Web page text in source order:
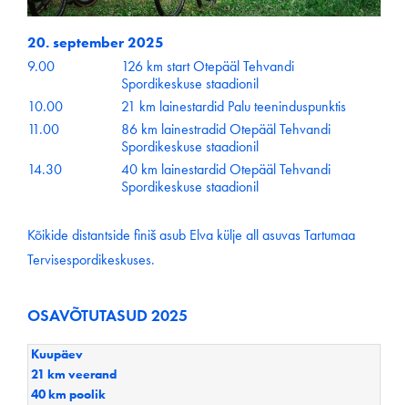
20. september 2025
9.00
126 km start Otepääl Tehvandi
Spordikeskuse staadionil
10.00
21 km lainestardid Palu teeninduspunktis
11.00
86 km lainestradid Otepääl Tehvandi
Spordikeskuse staadionil
14.30
40 km lainestardid Otepääl Tehvandi
Spordikeskuse staadionil
Kõikide distantside finiš asub Elva külje all asuvas Tartumaa
Tervisespordikeskuses.
OSAVÕTUTASUD 2025
Kuupäev
21 km veerand
40 km poolik